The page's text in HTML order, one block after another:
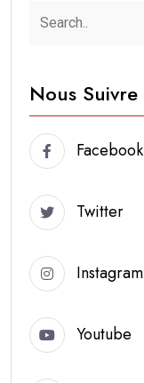
Nous Suivre
Facebook
Twitter
Instagram
Youtube